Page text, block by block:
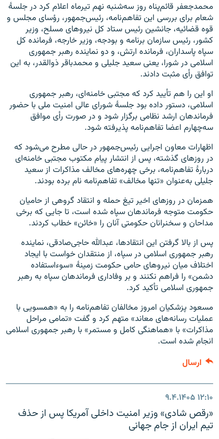
محمدجعفر قائم‌پناه روز سه‌شنبه نهم تیرماه اعلام کرد در جلسهٔ‌
شعام برای بررسی این تفاهم‌نامه، رئیس‌جمهور، رؤسای مجلس و
قوه قضائیه، جانشین رئیس ستاد کل نیروهای مسلح، وزیر
کشور، رئیس سازمان برنامه و بودجه، وزیر خارجه، فرمانده کل
سپاه پاسداران، فرمانده ارتش، و دو نماینده رهبر جمهوری
اسلامی در شورا، یعنی سعید جلیلی و محمدباقر ذوالقدر، به این
توافق رأی مثبت دادند.
او این را هم تأیید کرد که مجتبی خامنه‌ای، رهبر جمهوری
اسلامی، دستور داده بود جلسهٔ شورای عالی امنیت ملی با حضور
فرماندهان ارشد نظامی برگزار شود و در صورت رأی موافق
سه‌چهارم اعضا تفاهم‌نامه پذیرفته شود.
اظهارات معاون اجرایی رئیس‌جمهور در حالی مطرح می‌شود که
در روزهای گذشته، پس از انتشار پیام مکتوب مجتبی خامنه‌ای
دربارهٔ تفاهم‌نامه، برخی چهره‌های مخالف مذاکرات از سعید
جلیلی به‌عنوان «تنها مخالف» تفاهم‌نامه نام برده بودند.
همزمان در روزهای اخیر تیغ حمله و انتقاد گروهی از حامیان
حکومت متوجه فرماندهان سپاه شده است، تا جایی که برخی
مداحان و سخنرانان حکومتی آنان را «خائن» خطاب کردند.
پس از بالا گرفتن این انتقادها، عبدالله حاجی‌صادقی، نماینده
رهبر جمهوری اسلامی در سپاه، از منتقدان خواست با ایجاد
اختلاف میان نیروهای حامی حکومت زمینهٔ «سوءاستفاده
دشمن» را فراهم نکنند و بر وفاداری فرماندهان سپاه به رهبر
جمهوری اسلامی تأکید کرد.
مسعود پزشکیان امروز مخالفان تفاهم‌نامه را به «همسویی با
عملیات رسانه‌های معاند» متهم کرد و گفت «تمامی مراحل
مذاکرات» با «هماهنگی کامل و مستمر» با رهبر جمهوری اسلامی
انجام شده است.
ارسال
۱۲:۱۰۹.۴.۱۴۰۵
«رقص شادی» وزیر امنیت داخلی آمریکا پس از حذف
تیم ایران از جام جهانی